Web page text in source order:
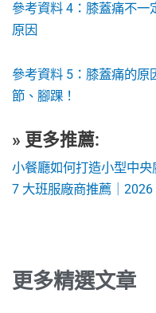
參考資料 4：膝蓋痛不一
原因
參考資料 5：膝蓋痛的原
節、腳踝！
» 更多推薦:
小餐廳如何打造小型中
7 大班服廠商推薦｜2026
更多精選文章